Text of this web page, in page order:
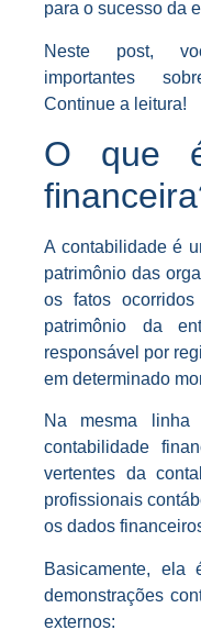
para o sucesso da
Neste post,
importantes
Continue a leitura!
O que
A contabilidade é
patrimônio das
os fatos
patrimônio da
responsável por
em determinado
Na mesma linha
contabilidade
vertentes da
profissionais
os dados
Basicamente, ela
demonstrações
externos: